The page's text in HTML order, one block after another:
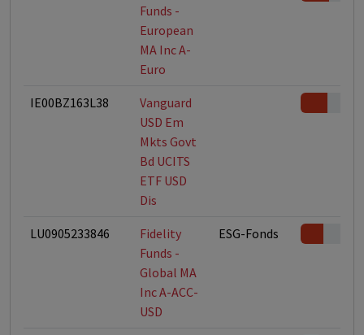
Funds -
European
MA Inc A-
Euro
IE00BZ163L38
Vanguard
USD Em
Mkts Govt
Bd UCITS
ETF USD
Dis
LU0905233846
Fidelity
Funds -
Global MA
Inc A-ACC-
USD
ESG-Fonds